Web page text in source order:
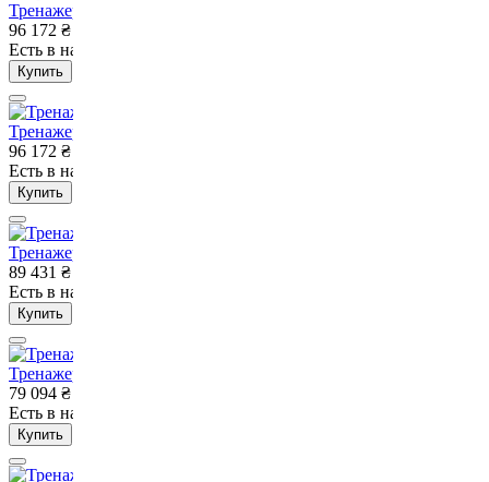
Тренажер вертикальная тяга VNK Motion
96 172 ₴
Есть в наличии
Купить
Тренажер гравитрон VNK EXO Pro
96 172 ₴
Есть в наличии
Купить
Тренажер верхняя/нижняя тяга VNK EXO Pro
89 431 ₴
Есть в наличии
Купить
Тренажер бицепс/трицепс VNK EXO Pro
79 094 ₴
Есть в наличии
Купить